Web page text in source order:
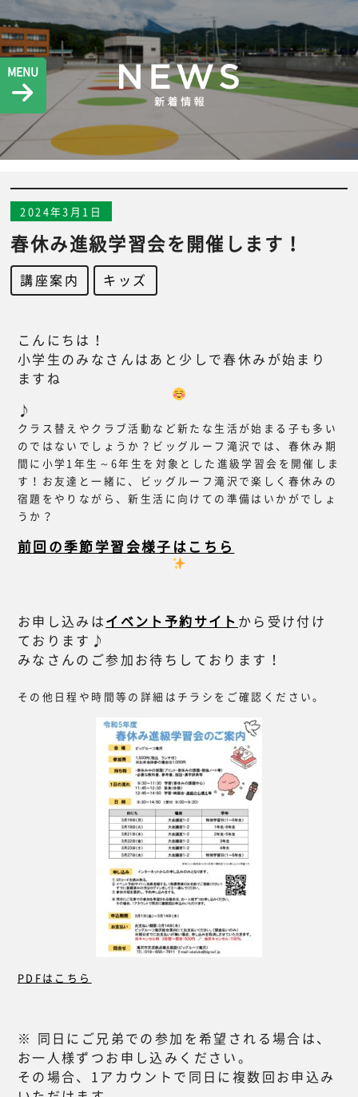
MENU
2024年3月1日
春休み進級学習会を開催します！
講座案内 キッズ
こんにちは！
小学生のみなさんはあと少しで春休みが始まり
ますね
♪
クラス替えやクラブ活動など新たな生活が始まる子も多い
のではないでしょうか？ビッグルーフ滝沢では、春休み期
間に小学1年生～6年生を対象とした進級学習会を開催しま
す！お友達と一緒に、ビッグルーフ滝沢で楽しく春休みの
宿題をやりながら、新生活に向けての準備はいかがでしょ
うか？
前回の季節学習会様子はこちら
お申し込みはイベント予約サイト から受け付け
ております♪
みなさんのご参加お待ちしております！
その他日程や時間等の詳細はチラシをご確認ください。
PDFはこちら
※ 同日にご兄弟での参加を希望される場合は、
お一人様ずつお申し込みください。
その場合、1アカウントで同日に複数回お申込み